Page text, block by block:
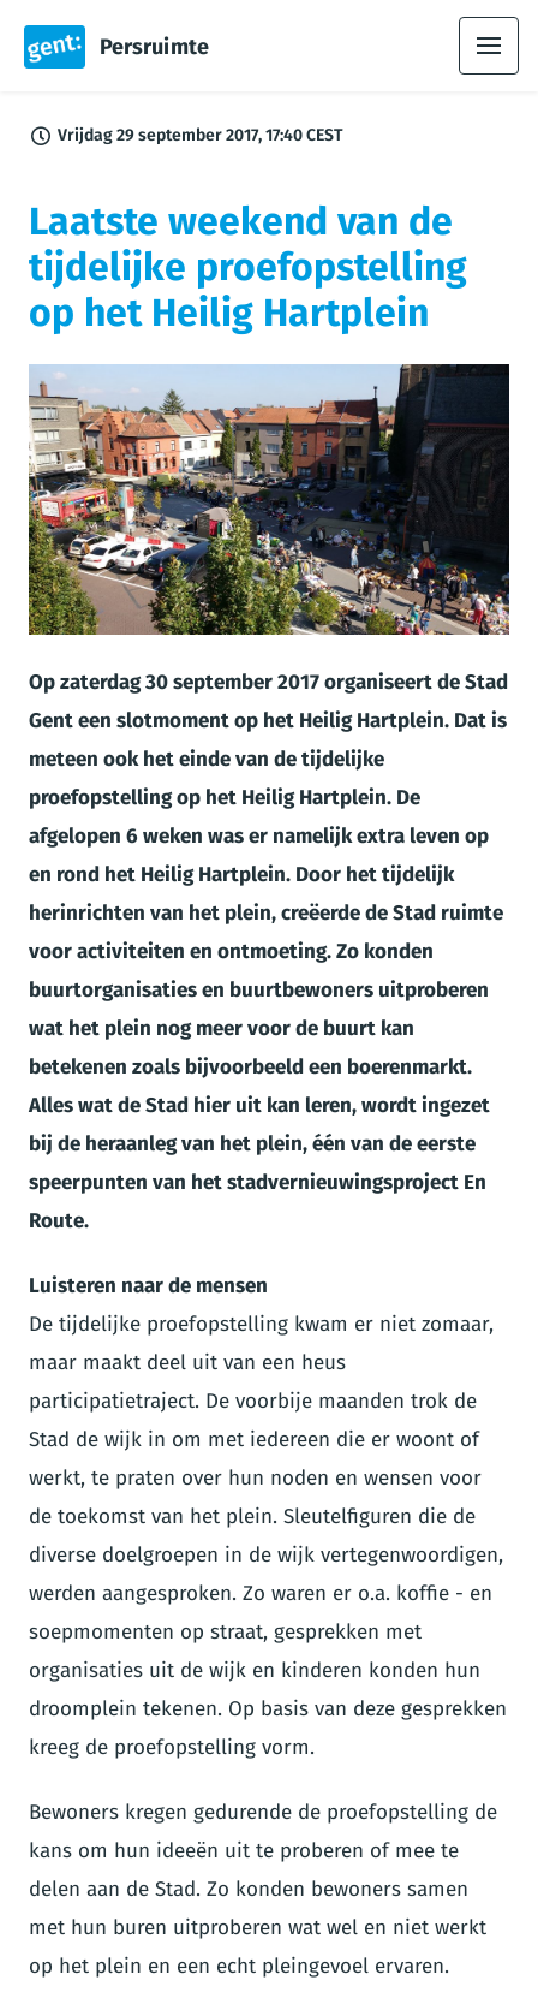
Persruimte
Vrijdag 29 september 2017, 17:40 CEST
Laatste weekend van de
tijdelijke proefopstelling
op het Heilig Hartplein
JPG
Op zaterdag 30 september 2017organiseert de Stad
Gent een slotmoment op het Heilig Hartplein. Dat is
meteen ook het einde van de tijdelijke
proefopstelling op het Heilig Hartplein. De
afgelopen 6 weken was er namelijk extra leven op
en rond het Heilig Hartplein. Door het tijdelijk
herinrichten van het plein, creëerde de Stad ruimte
voor activiteiten en ontmoeting. Zo konden
buurtorganisaties en buurtbewoners uitproberen
wat het plein nog meer voor de buurt kan
betekenen zoals bijvoorbeeld een boerenmarkt.
Alles wat de Stad hier uit kan leren, wordt ingezet
bij de heraanleg van het plein, één van de eerste
speerpunten van het stadvernieuwingsproject En
Route.
Luisteren naar de mensen
De tijdelijke proefopstelling kwam er niet zomaar,
maar maakt deel uit van een heus
participatietraject. De voorbije maanden trok de
Stad de wijk in om met iedereen die er woont of
werkt, te praten over hun noden en wensen voor
de toekomst van het plein. Sleutelfiguren die de
diverse doelgroepen in de wijk vertegenwoordigen,
werden aangesproken. Zo waren er o.a. koffie - en
soepmomenten op straat, gesprekken met
organisaties uit de wijk en kinderen konden hun
droomplein tekenen. Op basis van deze gesprekken
kreeg de proefopstelling vorm.
Bewoners kregen gedurende de proefopstelling de
kans om hun ideeën uit te proberen of mee te
delen aan de Stad. Zo konden bewoners samen
met hun buren uitproberen wat wel en niet werkt
op het plein en een echt pleingevoel ervaren.